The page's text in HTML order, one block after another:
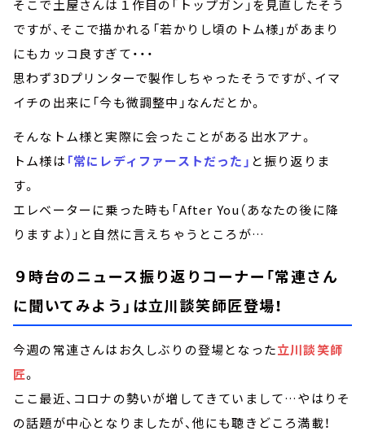
そこで土屋さんは１作目の「トップガン」を見直したそう
ですが、そこで描かれる「若かりし頃のトム様」があまり
にもカッコ良すぎて・・・
思わず3Dプリンターで製作しちゃったそうですが、イマ
イチの出来に「今も微調整中」なんだとか。
そんなトム様と実際に会ったことがある出水アナ。
トム様は 「常にレディファーストだった」 と振り返りま
す。
エレベーターに乗った時も「After You（あなたの後に降
りますよ）」と自然に言えちゃうところが…
９時台のニュース振り返りコーナー「常連さん
に聞いてみよう」は立川談笑師匠登場！
今週の常連さんはお久しぶりの登場となった立川談笑師
匠。
ここ最近、コロナの勢いが増してきていまして…やはりそ
の話題が中心となりましたが、他にも聴きどころ満載！